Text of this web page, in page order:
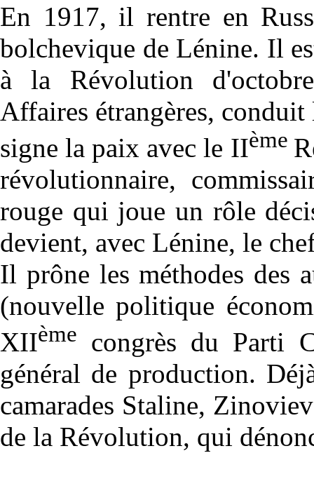
En 1917, il rentre en
bolchevique de Lénine. Il
à la Révolution
Affaires étrangères,
signe la paix avec le IIème
révolutionnaire,
rouge qui joue un rôle
devient, avec Lénine, le
Il prône les méthodes des
(nouvelle politique
XIIème
congrès du Parti
général de production.
camarades Staline,
de la Révolution, qui